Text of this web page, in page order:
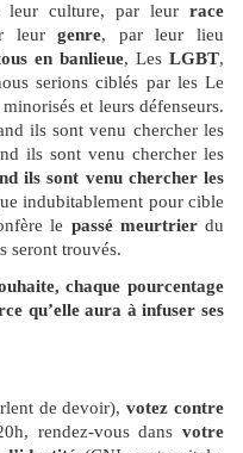
leur culture, par leurrace
leurgenre, par leur lieu
en banlieue, Les LGBT,
serions ciblés par les Le
et leurs défenseurs.
ils sont venu chercher les
ils sont venu chercher les
ils sont venu chercher les
indubitablement pour cible
le passé meurtrierdu
seront trouvés.
chaque pourcentage
qu’elle aura à infuser ses
de devoir),votez contre
rendez-vous dansvotre